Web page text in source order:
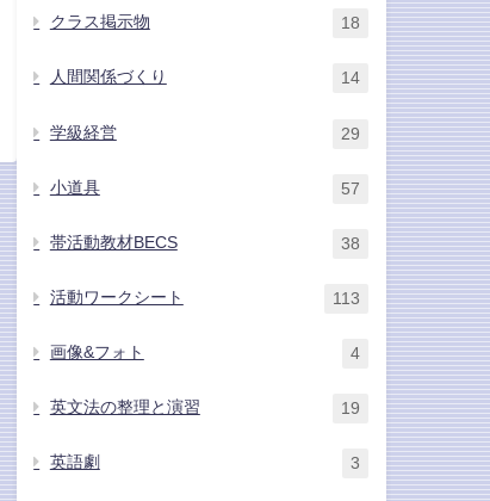
クラス掲示物 18
人間関係づくり 14
学級経営 29
小道具 57
帯活動教材BECS 38
活動ワークシート 113
画像&フォト 4
英文法の整理と演習 19
英語劇 3